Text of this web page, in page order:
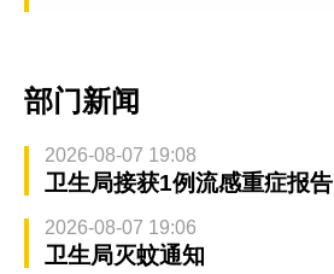
部门新闻
2026-08-07 19:08
卫生局接获1例流感重症报告
2026-08-07 19:06
卫生局灭蚊通知